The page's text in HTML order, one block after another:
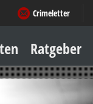
Crimeletter
Ratgeber
Sicher zu Hause